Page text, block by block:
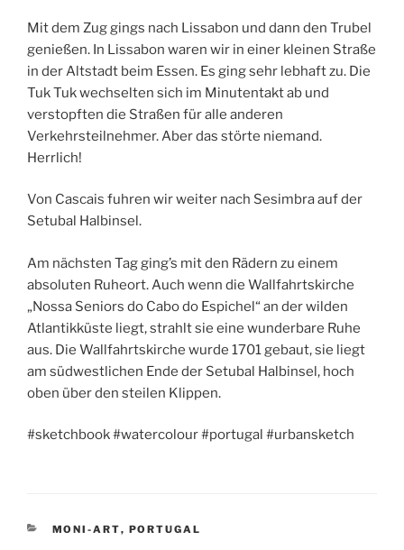
Mit dem Zug gings nach Lissabon und dann den Trubel
genießen. In Lissabon waren wir in einer kleinen Straße
in der Altstadt beim Essen. Es ging sehr lebhaft zu. Die
Tuk Tuk wechselten sich im Minutentakt ab und
verstopften die Straßen für alle anderen
Verkehrsteilnehmer. Aber das störte niemand.
Herrlich!
Von Cascais fuhren wir weiter nach Sesimbra auf der
Setubal Halbinsel.
Am nächsten Tag ging’s mit den Rädern zu einem
absoluten Ruheort. Auch wenn die Wallfahrtskirche
„Nossa Seniors do Cabo do Espichel“ an der wilden
Atlantikküste liegt, strahlt sie eine wunderbare Ruhe
aus. Die Wallfahrtskirche wurde 1701 gebaut, sie liegt
am südwestlichen Ende der Setubal Halbinsel, hoch
oben über den steilen Klippen.
#sketchbook #watercolour #portugal #urbansketch
KATEGORIEN
MONI-ART, PORTUGAL